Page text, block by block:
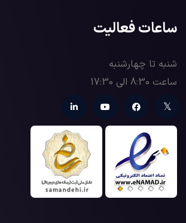
ساعات فعالیت
شنبه تا چهارشنبه
ساعت 8:30 الی 17:30